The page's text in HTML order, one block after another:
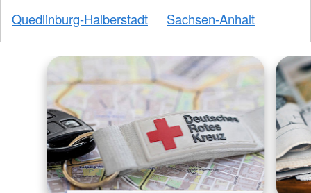
Quedlinburg-Halberstadt Sachsen-Anhalt